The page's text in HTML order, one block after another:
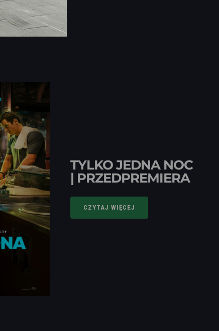
TYLKO JEDNA NOC
| PRZEDPREMIERA
CZYTAJ WIĘCEJ